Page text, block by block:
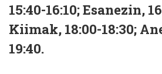
15:40-16:10; Esanezin,
Kiimak, 18:00-18:30;
19:40.